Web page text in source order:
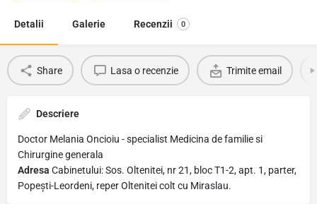
Detalii Galerie Recenzii 0
Share Lasa o recenzie Trimite email
Descriere
Doctor Melania Oncioiu - specialist Medicina de familie si
Chirurgine generala
Adresa Cabinetului: Sos. Oltenitei, nr 21, bloc T1-2, apt. 1, parter,
Popești-Leordeni, reper Oltenitei colt cu Miraslau.